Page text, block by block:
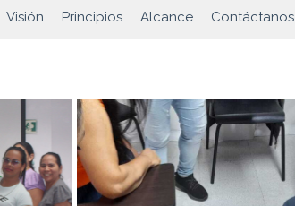
Visión Principios Alcance Contáctanos